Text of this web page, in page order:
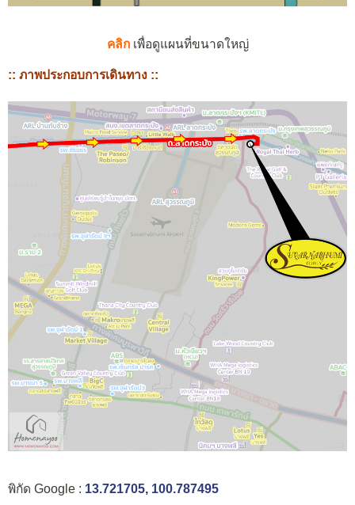
คลิก เพื่อดูแผนที่ขนาดใหญ่
:: ภาพประกอบการเดินทาง ::
พิกัด Google : 13.721705, 100.787495